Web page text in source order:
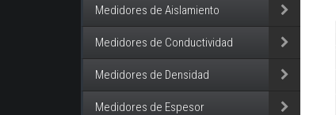
Medidores de Aislamiento
Medidores de Conductividad
Medidores de Densidad
Medidores de Espesor